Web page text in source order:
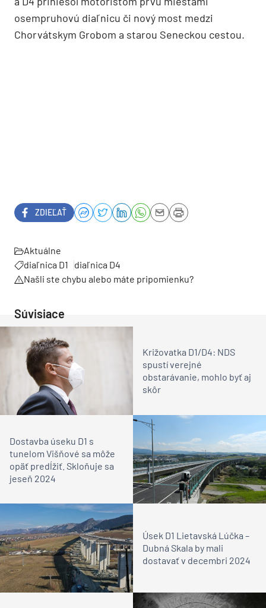
osempruhovú diaľnicu či nový most medzi
Chorvátskym Grobom a starou Seneckou cestou.
ZDIEĽAŤ
Aktuálne
diaľnica D1
diaľnica D4
Našli ste chybu alebo máte pripomienku?
Súvisiace
Križovatka D1/D4: NDS
spustí verejné
obstarávanie, mohlo byť aj
skôr
Dostavba úseku D1 s
tunelom Višňové sa môže
opäť predĺžiť. Skloňuje sa
jeseň 2024
Úsek D1 Lietavská Lúčka –
Dubná Skala by mali
dostavať v decembri 2024